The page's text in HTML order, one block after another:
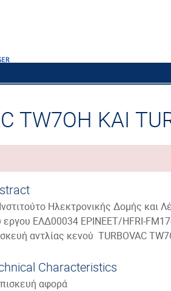
TW7OH ΚΑΙ
Ηλεκτρονικής Δομής και
εργου ΕΛΔ00034 EPINEET/HFRI-
αντλίας κενού TURBOVAC
Characteristics
αφορά